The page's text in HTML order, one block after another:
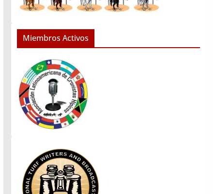
Miembros Activos